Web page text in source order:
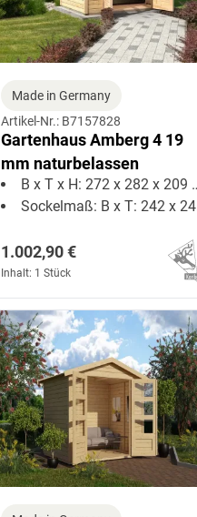
Made in Germany
Artikel-Nr.: B7157828
Gartenhaus Amberg 4 19
mm naturbelassen
B x T x H: 272 x 282 x 209 cm
Sockelmaß: B x T: 242 x 242 cm
1.002,90 €
Inhalt: 1 Stück